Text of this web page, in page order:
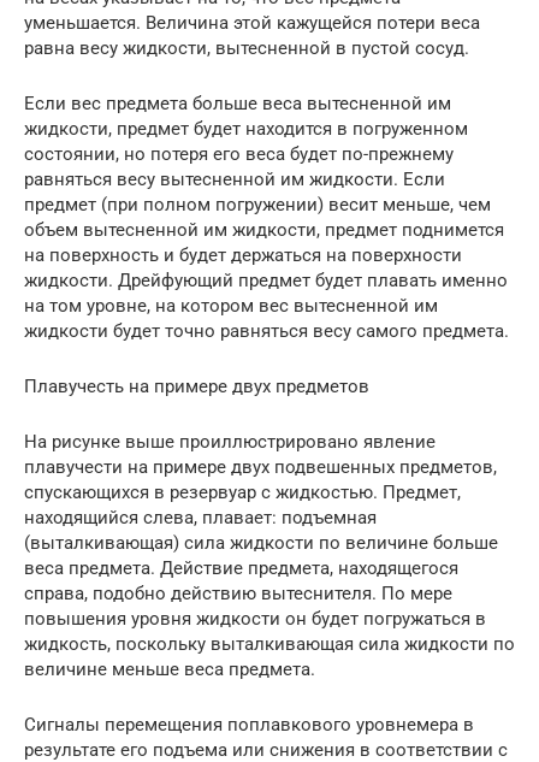
уменьшается. Величина этой кажущейся потери веса
равна весу жидкости, вытесненной в пустой сосуд.
Если вес предмета больше веса вытесненной им
жидкости, предмет будет находится в погруженном
состоянии, но потеря его веса будет по-прежнему
равняться весу вытесненной им жидкости. Если
предмет (при полном погружении) весит меньше, чем
объем вытесненной им жидкости, предмет поднимется
на поверхность и будет держаться на поверхности
жидкости. Дрейфующий предмет будет плавать именно
на том уровне, на котором вес вытесненной им
жидкости будет точно равняться весу самого предмета.
Плавучесть на примере двух предметов
На рисунке выше проиллюстрировано явление
плавучести на примере двух подвешенных предметов,
спускающихся в резервуар с жидкостью. Предмет,
находящийся слева, плавает: подъемная
(выталкивающая) сила жидкости по величине больше
веса предмета. Действие предмета, находящегося
справа, подобно действию вытеснителя. По мере
повышения уровня жидкости он будет погружаться в
жидкость, поскольку выталкивающая сила жидкости по
величине меньше веса предмета.
Сигналы перемещения поплавкового уровнемера в
результате его подъема или снижения в соответствии с